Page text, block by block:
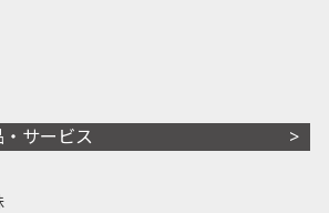
・サービス